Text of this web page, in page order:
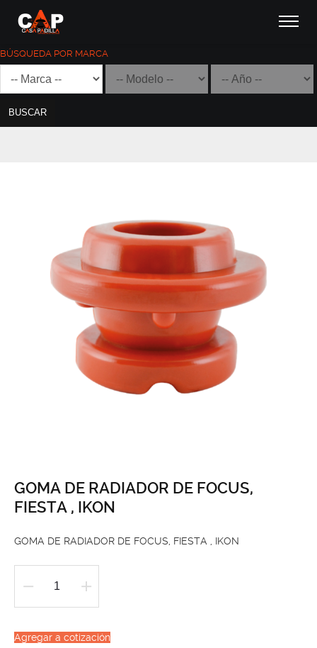
BÚSQUEDA POR MARCA
BUSCAR
GOMA DE RADIADOR DE FOCUS,
FIESTA , IKON
GOMA DE RADIADOR DE FOCUS, FIESTA , IKON
GOMA
RADIADOR
Agregar a cotización